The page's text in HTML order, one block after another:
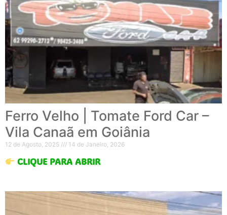
Ferro Velho | Tomate Ford Car –
Vila Canaã em Goiânia
12 de Agosto, 2025 14 de Janeiro, 2026
CLIQUE PARA ABRIR